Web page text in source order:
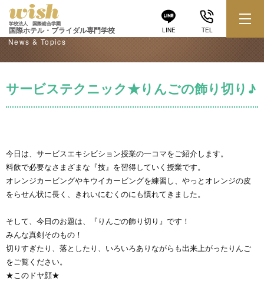
LINE TEL
学校法人 国際総合学園
国際ホテル・ブライダル専門学校
学校からのお知らせ
News & Topics
サービステクニック★りんごの飾り切り♪
今日は、サービスエキシビション授業の一コマをご紹介します。
料飲で必要なさまざまな『技』を習得していく授業です。
オレンジカービングやキウイカービングを練習し、やっとオレンジの皮
をらせん状に長く、きれいにむくのにも慣れてきました。
そして、今日のお題は、『りんごの飾り切り』です！
みんな真剣そのもの！
切りすぎたり、落としたり、いろいろありながらも出来上がったりんご
をご覧ください。
★このドヤ顔★